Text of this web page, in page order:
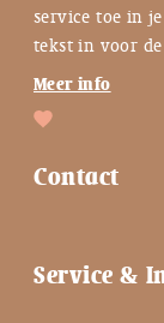
service toe in
tekst in voor
Meer info
Contact
Service &